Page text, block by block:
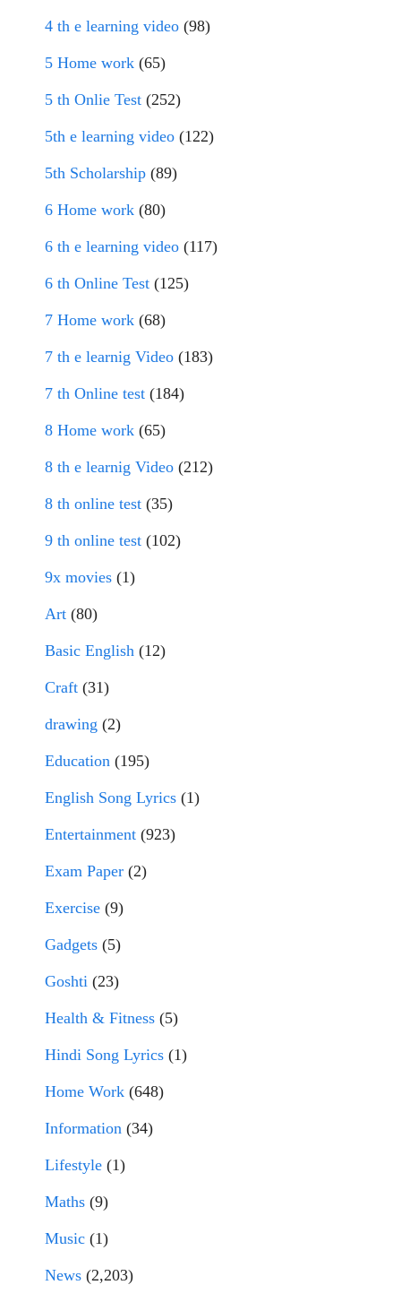
4 th e learning video (98)
5 Home work (65)
5 th Onlie Test (252)
5th e learning video (122)
5th Scholarship (89)
6 Home work (80)
6 th e learning video (117)
6 th Online Test (125)
7 Home work (68)
7 th e learnig Video (183)
7 th Online test (184)
8 Home work (65)
8 th e learnig Video (212)
8 th online test (35)
9 th online test (102)
9x movies (1)
Art (80)
Basic English (12)
Craft (31)
drawing (2)
Education (195)
English Song Lyrics (1)
Entertainment (923)
Exam Paper (2)
Exercise (9)
Gadgets (5)
Goshti (23)
Health & Fitness (5)
Hindi Song Lyrics (1)
Home Work (648)
Information (34)
Lifestyle (1)
Maths (9)
Music (1)
News (2,203)